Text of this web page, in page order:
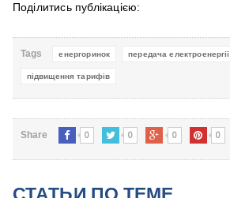
Поділитись публікацією:
Tags енергоринок передача електроенергії
підвищення тарифів
Share 0 0 0 0